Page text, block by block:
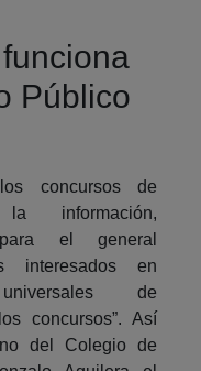
Público
concursos de
la información,
el general
interesados en
de
concursos”. Así
del Colegio de